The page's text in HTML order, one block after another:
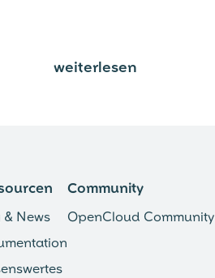
weiterlesen
& News
Community
OpenCloud Community